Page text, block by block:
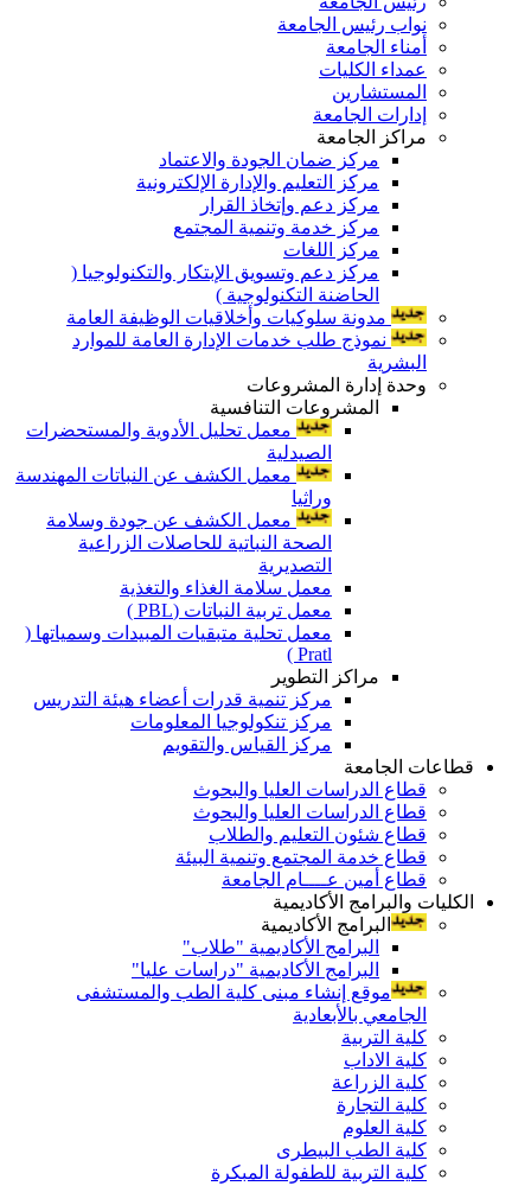
نواب رئيس الجامعة
أمناء الجامعة
عمداء الكليات
المستشارين
إدارات الجامعة
مراكز الجامعة
مركز ضمان الجودة والاعتماد
مركز التعليم والإدارة الإلكترونية
مركز دعم وإتخاذ القرار
مركز خدمة وتنمية المجتمع
مركز اللغات
مركز دعم وتسويق الإبتكار والتكنولوجيا (
الحاضنة التكنولوجية )
مدونة سلوكيات وأخلاقيات الوظيفة العامة
نموذج طلب خدمات الإدارة العامة للموارد
البشرية
وحدة إدارة المشروعات
المشروعات التنافسية
معمل تحليل الأدوية والمستحضرات
الصيدلية
معمل الكشف عن النباتات المهندسة
وراثيا
معمل الكشف عن جودة وسلامة
الصحة النباتية للحاصلات الزراعية
التصديرية
معمل سلامة الغذاء والتغذية
معمل تربية النباتات (PBL )
معمل تحلية متبقيات المبيدات وسمياتها (
Pratl )
مراكز التطوير
مركز تنمية قدرات أعضاء هيئة التدريس
مركز تنكولوجيا المعلومات
مركز القياس والتقويم
قطاعات الجامعة
قطاع الدراسات العليا والبحوث
قطاع الدراسات العليا والبحوث
قطاع شئون التعليم والطلاب
قطاع خدمة المجتمع وتنمية البيئة
قطاع أمين عــــام الجامعة
الكليات والبرامج الأكاديمية
البرامج الأكاديمية
البرامج الأكاديمية "طلاب"
البرامج الأكاديمية "دراسات عليا"
موقع إنشاء مبنى كلية الطب والمستشفى
الجامعي بالأبعادية
كلية التربية
كلية الاداب
كلية الزراعة
كلية التجارة
كلية العلوم
كلية الطب البيطرى
كلية التربية للطفولة المبكرة